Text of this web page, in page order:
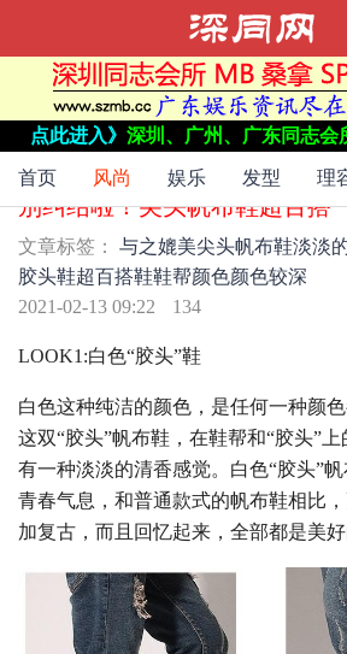
点此进入》 深圳、广州、广东同志会
首页 风尚 娱乐 发型 理
文章标签： 与之媲美 尖头 帆布鞋淡淡
胶头鞋
超百搭 鞋帮颜色 颜色较深
别纠结啦！尖头帆布鞋超百搭
文章标签： 与之媲美尖头帆布鞋淡淡
胶头鞋超百搭鞋鞋帮颜色颜色较深
2021-02-13 09:22
134
LOOK1:白色“胶头”鞋
白色这种纯洁的颜色，是任何一种颜
这双“胶头”帆布鞋，在鞋帮和“胶头”
有一种淡淡的清香感觉。白色“胶头”
青春气息，和普通款式的帆布鞋相比
加复古，而且回忆起来，全部都是美好